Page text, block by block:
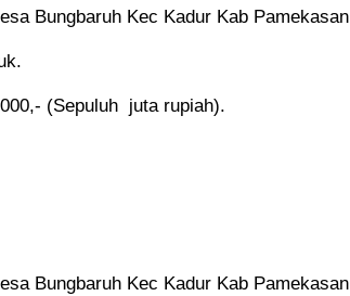
Bungbaruh Kec Kadur Kab Pamekasan
(Sepuluh juta rupiah).
Bungbaruh Kec Kadur Kab Pamekasan